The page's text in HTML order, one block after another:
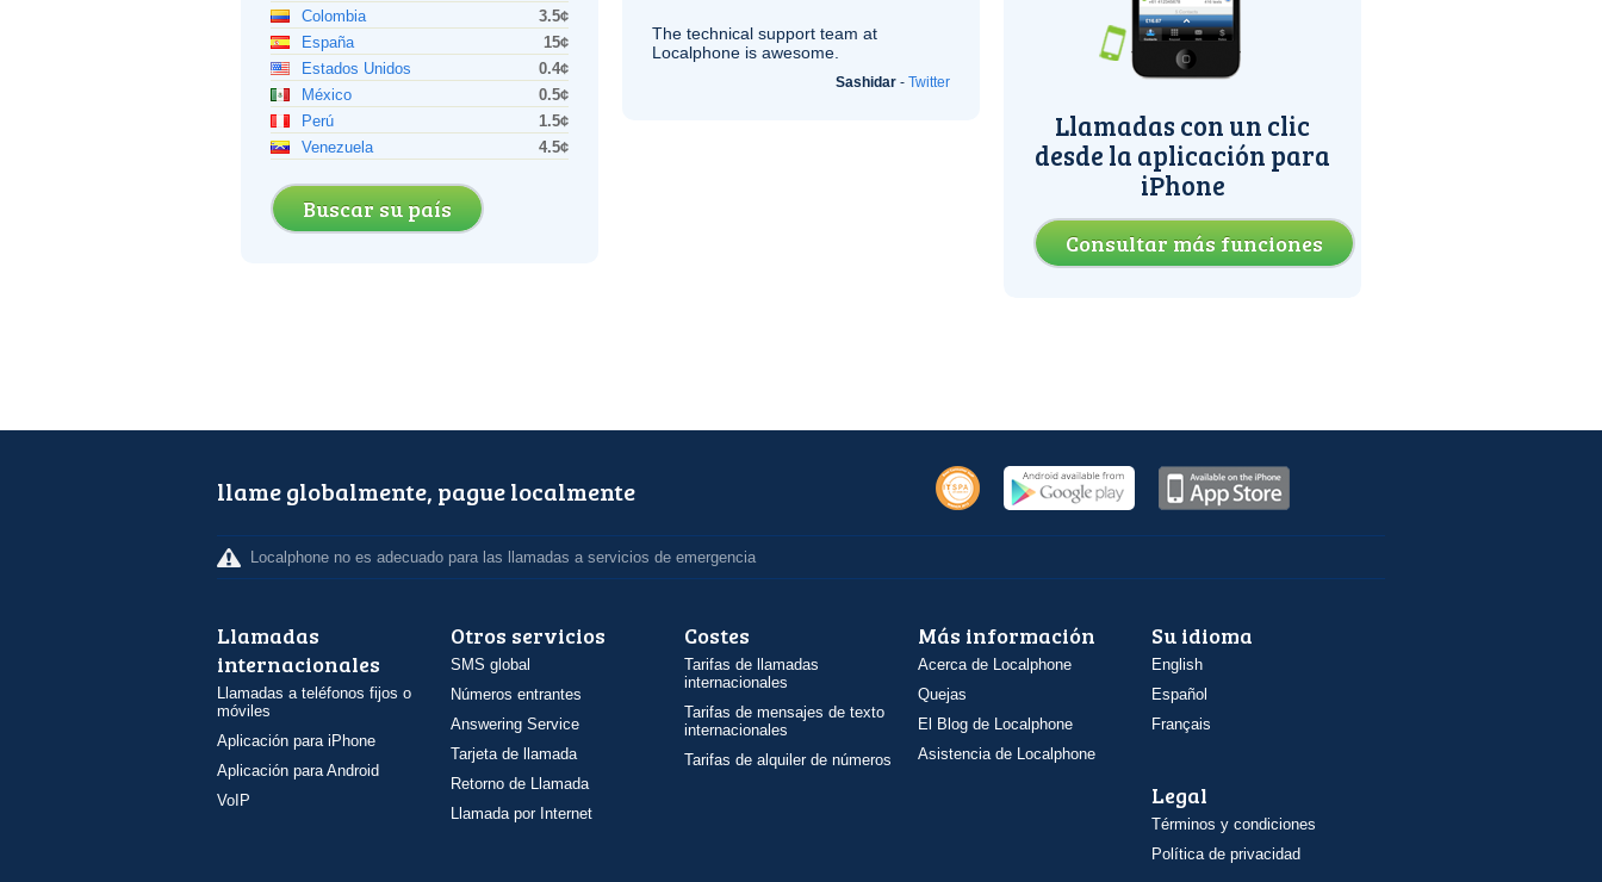
Colombia
3.5¢
España
15¢
Estados Unidos
0.4¢
México
0.5¢
Perú
1.5¢
Venezuela
4.5¢
Buscar su país
The technical support team at
Localphone is awesome.
Sashidar - Twitter
Llamadas con un clic
desde la aplicación para
iPhone
Consultar más funciones
llame globalmente, pague localmente
Localphone no es adecuado para las llamadas a servicios de emergencia
Llamadas
internacionales
Llamadas a teléfonos fijos o
móviles
Aplicación para iPhone
Aplicación para Android
VoIP
Otros servicios
SMS global
Números entrantes
Answering Service
Tarjeta de llamada
Retorno de Llamada
Llamada por Internet
Costes
Tarifas de llamadas
internacionales
Tarifas de mensajes de texto
internacionales
Tarifas de alquiler de números
Más información
Acerca de Localphone
Quejas
El Blog de Localphone
Asistencia de Localphone
Su idioma
English
Español
Français
Legal
Términos y condiciones
Política de privacidad